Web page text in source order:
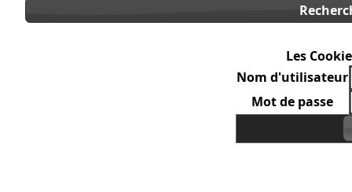
Les
Nom d'utilisateur
Mot de passe